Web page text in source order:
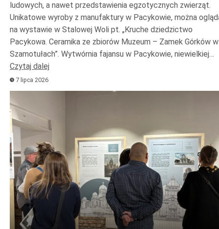
ludowych, a nawet przedstawienia egzotycznych zwierząt.
Unikatowe wyroby z manufaktury w Pacykowie, można
na wystawie w Stalowej Woli pt. „Kruche dziedzictwo
Pacykowa. Ceramika ze zbiorów Muzeum – Zamek Górków w
Szamotułach”. Wytwórnia fajansu w Pacykowie, niewielkiej…
Czytaj dalej
7 lipca 2026
Odtwarzacz
plików
dźwiękowych